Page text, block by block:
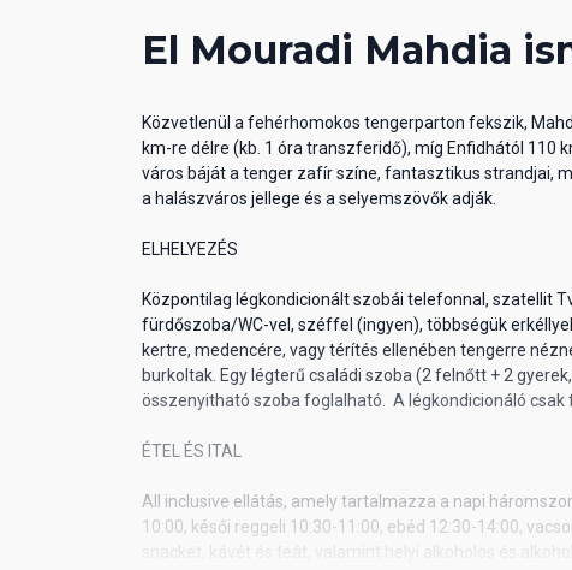
El Mouradi Mahdia
Közvetlenül a fehérhomokos tengerparton fekszik,
km-re délre (kb. 1 óra transzferidő), míg Enfidhától 110
város báját a tenger zafír színe, fantasztikus strandjai,
a halászváros jellege és a selyemszövők adják.
ELHELYEZÉS
Központilag légkondicionált szobái telefonnal, szatellit
fürdőszoba/WC-vel, széffel (ingyen), többségük
kertre, medencére, vagy térítés ellenében tengerre
burkoltak. Egy légterű családi szoba (2 felnőtt + 2
összenyitható szoba foglalható. A légkondicionáló csak
ÉTEL ÉS ITAL
All inclusive ellátás, amely tartalmazza a napi
10:00, késői reggeli 10:30-11:00, ebéd 12:30-14:00,
snacket, kávét és teát, valamint helyi alkoholos és